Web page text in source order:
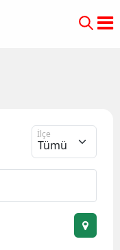
İlçe